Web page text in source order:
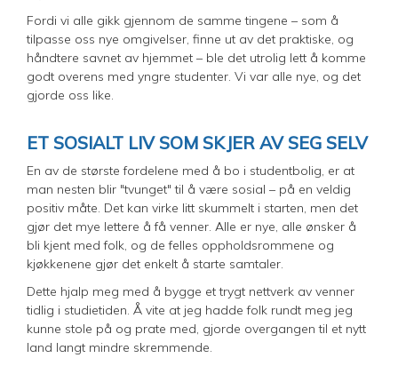
Fordi vi alle gikk gjennom de samme tingene – som å
tilpasse oss nye omgivelser, finne ut av det praktiske, og
håndtere savnet av hjemmet – ble det utrolig lett å komme
godt overens med yngre studenter. Vi var alle nye, og det
gjorde oss like.
ET SOSIALT LIV SOM SKJER AV SEG SELV
En av de største fordelene med å bo i studentbolig, er at
man nesten blir "tvunget" til å være sosial – på en veldig
positiv måte. Det kan virke litt skummelt i starten, men det
gjør det mye lettere å få venner. Alle er nye, alle ønsker å
bli kjent med folk, og de felles oppholdsrommene og
kjøkkenene gjør det enkelt å starte samtaler.
Dette hjalp meg med å bygge et trygt nettverk av venner
tidlig i studietiden. Å vite at jeg hadde folk rundt meg jeg
kunne stole på og prate med, gjorde overgangen til et nytt
land langt mindre skremmende.